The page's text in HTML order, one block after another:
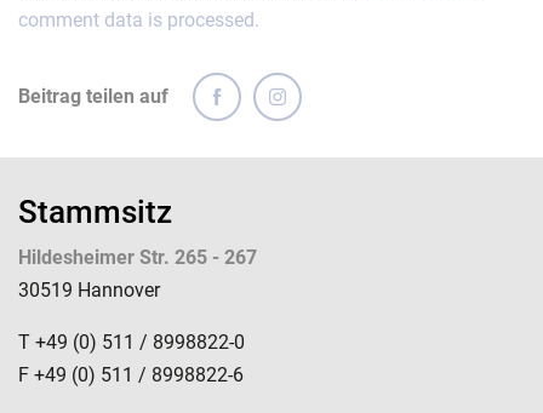
comment data is processed.
Beitrag teilen auf
Stammsitz
Hildesheimer Str. 265 - 267
30519 Hannover
T +49 (0) 511 / 8998822-0
F +49 (0) 511 / 8998822-6